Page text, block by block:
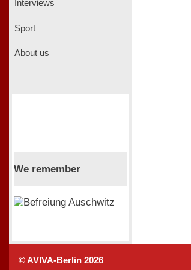
Interviews
Sport
About us
We remember
© AVIVA-Berlin 2026